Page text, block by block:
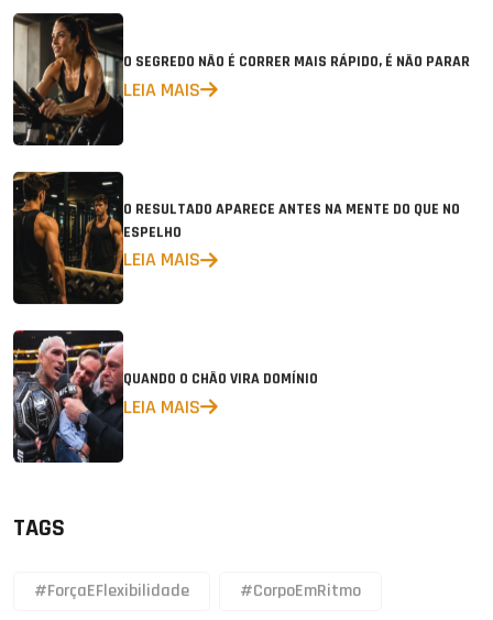
O SEGREDO NÃO É CORRER MAIS RÁPIDO, É NÃO PARAR
LEIA MAIS
O RESULTADO APARECE ANTES NA MENTE DO QUE NO
ESPELHO
LEIA MAIS
QUANDO O CHÃO VIRA DOMÍNIO
LEIA MAIS
TAGS
#ForçaEFlexibilidade #CorpoEmRitmo